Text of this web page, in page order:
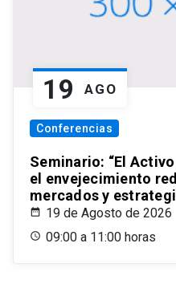
19 AGO
Conferencias
Seminario: “El
el envejecimiento
mercados y
19 de Agosto de 2026
09:00 a 11:00 horas